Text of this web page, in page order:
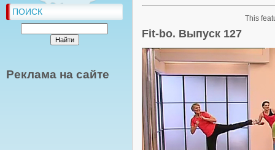
ПОИСК
Реклама на сайте
Fit-bo. Выпуск 127
This